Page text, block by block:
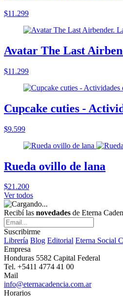
$11.299
Avatar The Last
$11.299
Cupcake cuties -
$9.599
Rueda ovillo de lana
$21.200
Ver todos
Recibí las novedades de Eterna
Suscribirme
Librería Blog Editorial Eterna Social
Empresa
Honduras 5582 Capital Federal
Tel. +5411 4774 41 00
Mail
info@eternacadencia.com.ar
Horarios